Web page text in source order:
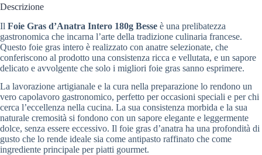
Descrizione
Il Foie Gras d’Anatra Intero 180g Besse è una prelibatezza
gastronomica che incarna l’arte della tradizione culinaria francese.
Questo foie gras intero è realizzato con anatre selezionate, che
conferiscono al prodotto una consistenza ricca e vellutata, e un sapore
delicato e avvolgente che solo i migliori foie gras sanno esprimere.
La lavorazione artigianale e la cura nella preparazione lo rendono un
vero capolavoro gastronomico, perfetto per occasioni speciali e per chi
cerca l’eccellenza nella cucina. La sua consistenza morbida e la sua
naturale cremosità si fondono con un sapore elegante e leggermente
dolce, senza essere eccessivo. Il foie gras d’anatra ha una profondità di
gusto che lo rende ideale sia come antipasto raffinato che come
ingrediente principale per piatti gourmet.